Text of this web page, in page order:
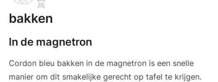
bakken
In de magnetron
Cordon bleu bakken in de magnetron is een snelle
manier om dit smakelijke gerecht op tafel te krijgen.